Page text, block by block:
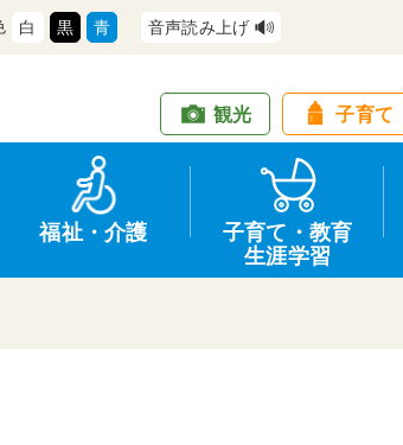
観光 子育て
福祉・介護
子育て・教育
生涯学習
白 黒 青 音声読み上げ